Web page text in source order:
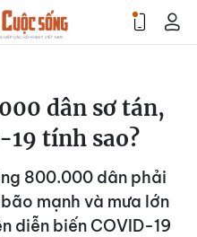
dân sơ tán,
19 tính sao?
800.000 dân phải
mạnh và mưa lớn
diễn biến COVID-19